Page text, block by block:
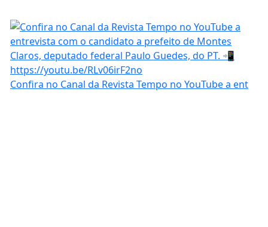
Confira no Canal da Revista Tempo no YouTube a ent